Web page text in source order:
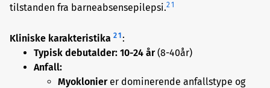
tilstanden fra barneabsensepilepsi.21
Kliniske karakteristika 21:
Typisk debutalder: 10-24 år(8-40år)
Anfall:
Myoklonierer dominerende anfallstype og